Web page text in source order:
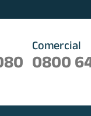
Comercial
0800